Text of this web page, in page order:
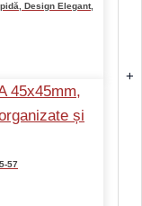
+
Design Elegant,
57